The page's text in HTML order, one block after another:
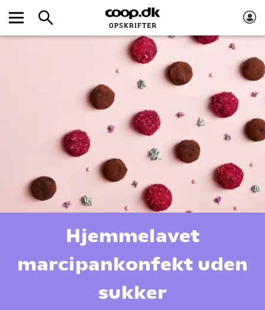
Hjemmelavet
marcipankonfekt uden
sukker